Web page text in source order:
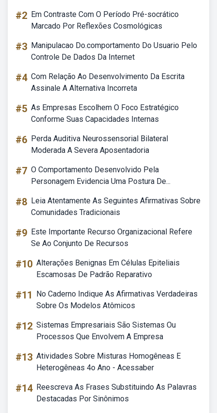
#2 Em Contraste Com O Período Pré-socrático
Marcado Por Reflexões Cosmológicas
#3 Manipulacao Do.comportamento Do Usuario Pelo
Controle De Dados Da Internet
#4 Com Relação Ao Desenvolvimento Da Escrita
Assinale A Alternativa Incorreta
#5 As Empresas Escolhem O Foco Estratégico
Conforme Suas Capacidades Internas
#6 Perda Auditiva Neurossensorial Bilateral
Moderada A Severa Aposentadoria
#7 O Comportamento Desenvolvido Pela
Personagem Evidencia Uma Postura De...
#8 Leia Atentamente As Seguintes Afirmativas Sobre
Comunidades Tradicionais
#9 Este Importante Recurso Organizacional Refere
Se Ao Conjunto De Recursos
#10 Alterações Benignas Em Células Epiteliais
Escamosas De Padrão Reparativo
#11
No Caderno Indique As Afirmativas Verdadeiras
Sobre Os Modelos Atômicos
#12 Sistemas Empresariais São Sistemas Ou
Processos Que Envolvem A Empresa
#13 Atividades Sobre Misturas Homogêneas E
Heterogêneas 4o Ano - Acessaber
#14 Reescreva As Frases Substituindo As Palavras
Destacadas Por Sinônimos